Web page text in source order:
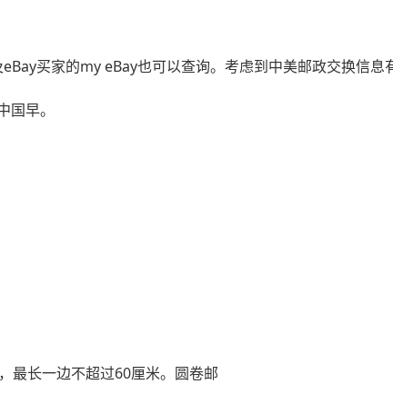
买家的my eBay也可以查询。考虑到中美邮政交换信
早。
最长一边不超过60厘米。圆卷邮